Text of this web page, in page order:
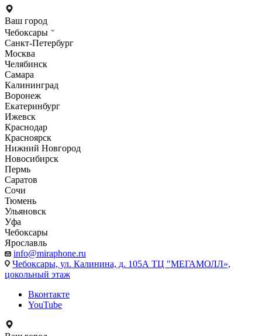
Ваш город
Чебоксары
Санкт-Петербург
Москва
Челябинск
Самара
Калининград
Воронеж
Екатеринбург
Ижевск
Краснодар
Красноярск
Нижний Новгород
Новосибирск
Пермь
Саратов
Сочи
Тюмень
Ульяновск
Уфа
Чебоксары
Ярославль
info@miraphone.ru
Чебоксары, ул. Калинина, д. 105А ТЦ "МЕГАМОЛЛ»,
цокольный этаж
Вконтакте
YouTube